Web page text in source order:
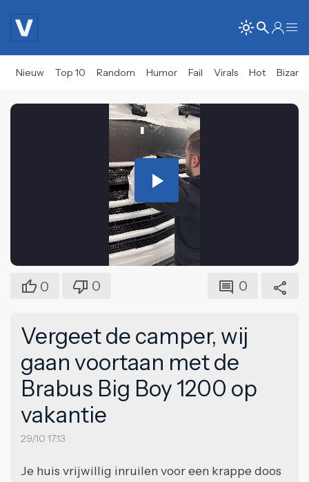
Nieuw Top 10 Random Humor Fail Virals Hot Bizar
Play
Video
0 0 0
Vergeet de camper, wij
gaan voortaan met de
Brabus Big Boy 1200 op
vakantie
29/10 17:13
Je huis vrijwillig inruilen voor een krappe doos